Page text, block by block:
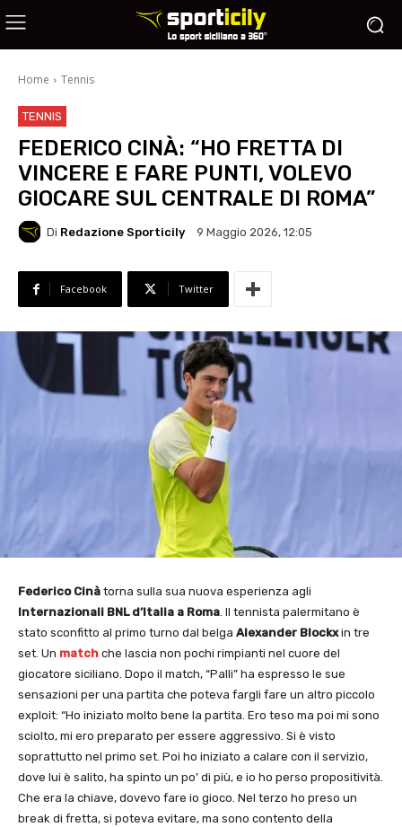
Home Tennis
TENNIS
FEDERICO CINÀ: “HO FRETTA DI
VINCERE E FARE PUNTI, VOLEVO
GIOCARE SUL CENTRALE DI ROMA”
Di Redazione Sporticily 9 Maggio 2026, 12:05
Facebook Twitter
Federico Cinà torna sulla sua nuova esperienza agli
Internazionali BNL d’Italia a Roma. Il tennista palermitano è
stato sconfitto al primo turno dal belga Alexander Blockxin tre
set. Un match che lascia non pochi rimpianti nel cuore del
giocatore siciliano. Dopo il match, “Palli” ha espresso le sue
sensazioni per una partita che poteva fargli fare un altro piccolo
exploit: “Ho iniziato molto bene la partita. Ero teso ma poi mi sono
sciolto, mi ero preparato per essere aggressivo. Si è visto
soprattutto nel primo set. Poi ho iniziato a calare con il servizio,
dove lui è salito, ha spinto un po’ di più, e io ho perso propositività.
Che era la chiave, dovevo fare io gioco. Nel terzo ho preso un
break di fretta, si poteva evitare, ma sono contento della